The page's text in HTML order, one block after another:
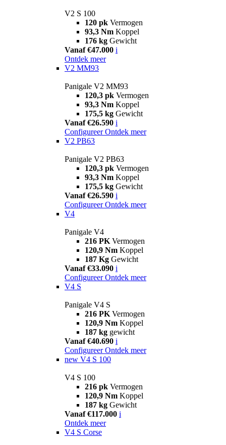
V2 S 100
120 pk Vermogen
93,3 Nm Koppel
176 kg Gewicht
Vanaf €47.000 i
Ontdek meer
V2 MM93
Panigale V2 MM93
120,3 pk Vermogen
93,3 Nm Koppel
175,5 kg Gewicht
Vanaf €26.590 i
Configureer Ontdek meer
V2 PB63
Panigale V2 PB63
120,3 pk Vermogen
93,3 Nm Koppel
175,5 kg Gewicht
Vanaf €26.590 i
Configureer Ontdek meer
V4
Panigale V4
216 PK Vermogen
120,9 Nm Koppel
187 Kg Gewicht
Vanaf €33.090 i
Configureer Ontdek meer
V4 S
Panigale V4 S
216 PK Vermogen
120,9 Nm Koppel
187 kg gewicht
Vanaf €40.690 i
Configureer Ontdek meer
new V4 S 100
V4 S 100
216 pk Vermogen
120,9 Nm Koppel
187 kg Gewicht
Vanaf €117.000 i
Ontdek meer
V4 S Corse